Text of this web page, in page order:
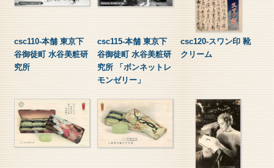
csc110-本舗 東京下
谷御徒町 水谷美粧研
究所
csc115-本舗 東京下
谷御徒町 水谷美粧研
究所 「ボンネットレ
モンゼリー」
csc120-スワン印 靴
クリーム